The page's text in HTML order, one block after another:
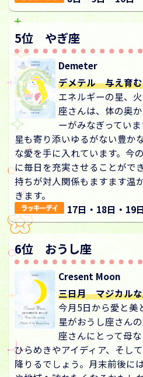
5位 やぎ座
Demeter
デメテル 与え育
エネルギーの星、
座さんは、体の奥
ーがみなぎってい
星も寄り添いゆるがない豊か
な愛を手に入れています。今
に毎日を充実させることがで
持ちが対人関係もますます温
きます。
17日・18日・19
6位 おうし座
Cresent Moon
三日月 マジカル
今月5日から愛と美
星がおうし座さん
座さんにとって母
ひらめきやアイディア、そし
降りるでしょう。月末前後に